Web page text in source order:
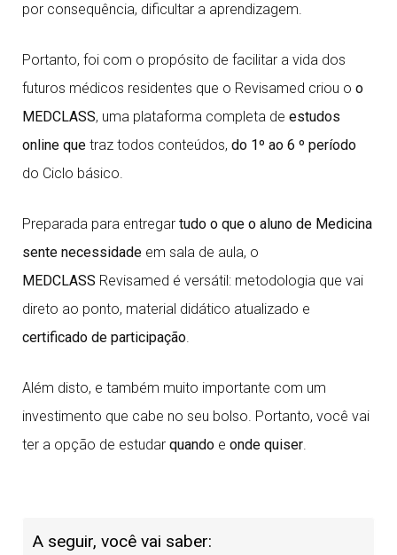
por consequência, dificultar a aprendizagem.
Portanto, foi com o propósito de facilitar a vida dos
futuros médicos residentes que o Revisamed criou o o
MEDCLASS, uma plataforma completa de estudos
online que traz todos conteúdos, do 1º ao 6 º período
do Ciclo básico.
Preparada para entregar tudo o que o aluno de Medicina
sente necessidade em sala de aula, o
MEDCLASS Revisamed é versátil: metodologia que vai
direto ao ponto, material didático atualizado e
certificado de participação.
Além disto, e também muito importante com um
investimento que cabe no seu bolso. Portanto, você vai
ter a opção de estudar quando e onde quiser.
A seguir, você vai saber: